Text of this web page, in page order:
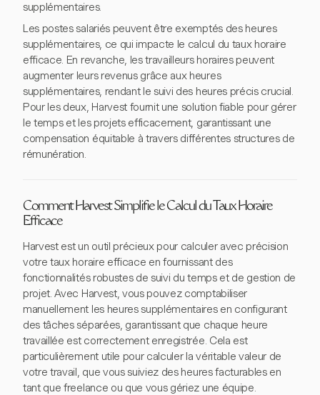
supplémentaires.
Les postes salariés peuvent être exemptés des heures
supplémentaires, ce qui impacte le calcul du taux horaire
efficace. En revanche, les travailleurs horaires peuvent
augmenter leurs revenus grâce aux heures
supplémentaires, rendant le suivi des heures précis crucial.
Pour les deux, Harvest fournit une solution fiable pour gérer
le temps et les projets efficacement, garantissant une
compensation équitable à travers différentes structures de
rémunération.
Comment Harvest Simplifie le Calcul du Taux Horaire
Efficace
Harvest est un outil précieux pour calculer avec précision
votre taux horaire efficace en fournissant des
fonctionnalités robustes de suivi du temps et de gestion de
projet. Avec Harvest, vous pouvez comptabiliser
manuellement les heures supplémentaires en configurant
des tâches séparées, garantissant que chaque heure
travaillée est correctement enregistrée. Cela est
particulièrement utile pour calculer la véritable valeur de
votre travail, que vous suiviez des heures facturables en
tant que freelance ou que vous gériez une équipe.